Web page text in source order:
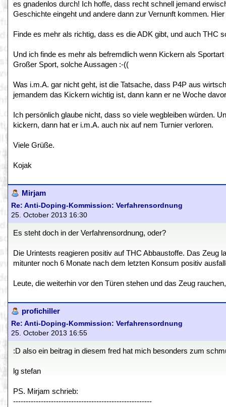
es gnadenlos durch! Ich hoffe, dass recht schnell jemand
Geschichte eingeht und andere dann zur Vernunft kommen.
Finde es mehr als richtig, dass es die ADK gibt, und auch THC
Und ich finde es mehr als befremdlich wenn Kickern als
Großer Sport, solche Aussagen :-((
Was i.m.A. gar nicht geht, ist die Tatsache, dass P4P aus
jemandem das Kickern wichtig ist, dann kann er ne Woche
Ich persönlich glaube nicht, dass so viele wegbleiben würden.
kickern, dann hat er i.m.A. auch nix auf nem Turnier verloren.
Viele Grüße.
Kojak
Mirjam
Re: Anti-Doping-Kommission: Verfahrensordnung
25. October 2013 16:30
Es steht doch in der Verfahrensordnung, oder?
Die Urintests reagieren positiv auf THC Abbaustoffe. Das Zeug
mitunter noch 6 Monate nach dem letzten Konsum positiv
Leute, die weiterhin vor den Türen stehen und das Zeug
profichiller
Re: Anti-Doping-Kommission: Verfahrensordnung
25. October 2013 16:55
:D also ein beitrag in diesem fred hat mich besonders zum
lg stefan
PS. Mirjam schrieb:
-------------------------------------------------------